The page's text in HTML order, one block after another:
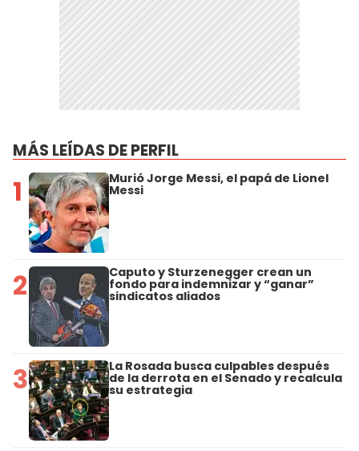
MÁS LEÍDAS DE PERFIL
1 Murió Jorge Messi, el papá de Lionel
Messi
2 Caputo y Sturzenegger crean un
fondo para indemnizar y “ganar”
sindicatos aliados
3 La Rosada busca culpables después
de la derrota en el Senado y recalcula
su estrategia